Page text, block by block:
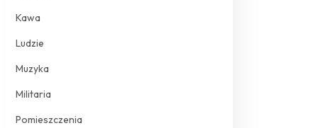
Kawa
Ludzie
Muzyka
Militaria
Pomieszczenia